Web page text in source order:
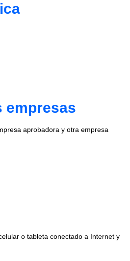
empresas
aprobadora y otra empresa
o tableta conectado a Internet y